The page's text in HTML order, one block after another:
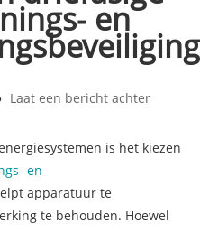
en
Laat een bericht achter
is het kiezen
en
apparatuur te
te behouden. Hoewel